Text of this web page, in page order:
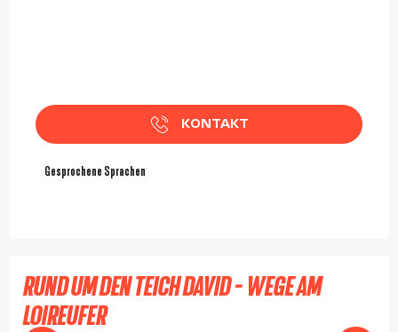
KONTAKT
Gesprochene Sprachen
Gesprochene Sprachen
RUND UM DEN TEICH DAVID - WEGE AM
LOIREUFER